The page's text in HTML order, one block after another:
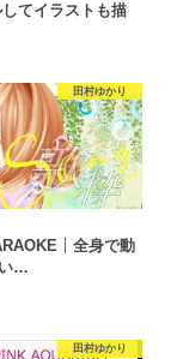
てイラストも描
田村ゆかり
全身で動
…
田村ゆかり